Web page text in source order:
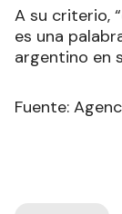
A su criterio,
es una
argentino en
Fuente: